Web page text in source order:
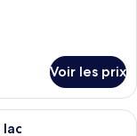
Voir les prix
d’hôtel avec un